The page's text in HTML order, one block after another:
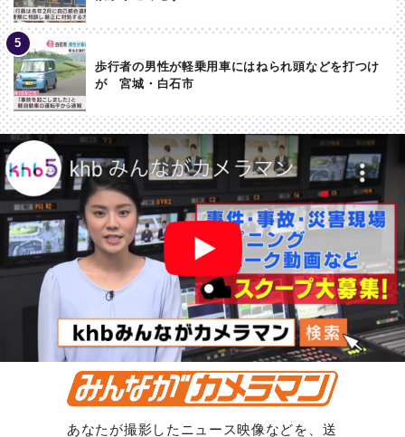
歩行者の男性が軽乗用車にはねられ頭などを打つけ
が 宮城・白石市
あなたが撮影したニュース映像などを、送